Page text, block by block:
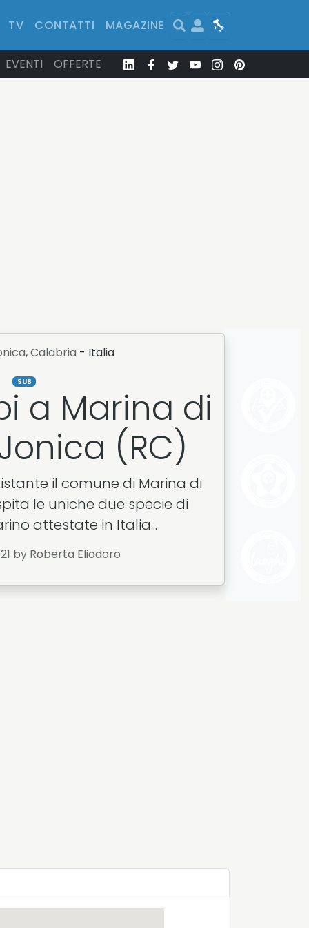
TV CONTATTI MAGAZINE Search
User Map
EVENTI OFFERTE
,Calabria - Italia
SUB
a Marina di
(RC)
il comune di Marina di
le uniche due specie di
attestate in Italia...
by Roberta Eliodoro